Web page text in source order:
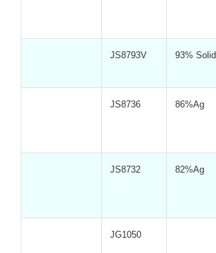
JS8793V 93% Solid
JS8736 86%Ag
JS8732 82%Ag
JG1050